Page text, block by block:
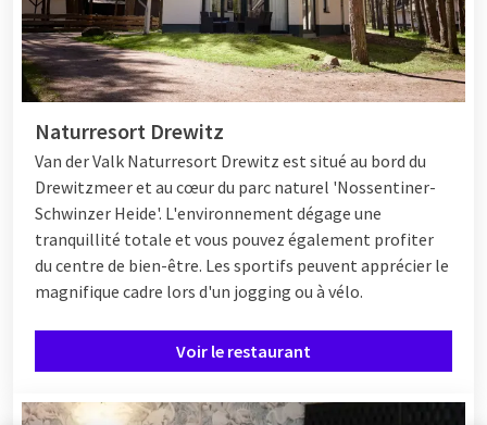
Naturresort Drewitz
Van der Valk Naturresort Drewitz est situé au bord du
Drewitzmeer et au cœur du parc naturel 'Nossentiner-
Schwinzer Heide'. L'environnement dégage une
tranquillité totale et vous pouvez également profiter
du centre de bien-être. Les sportifs peuvent apprécier le
magnifique cadre lors d'un jogging ou à vélo.
Voir le restaurant